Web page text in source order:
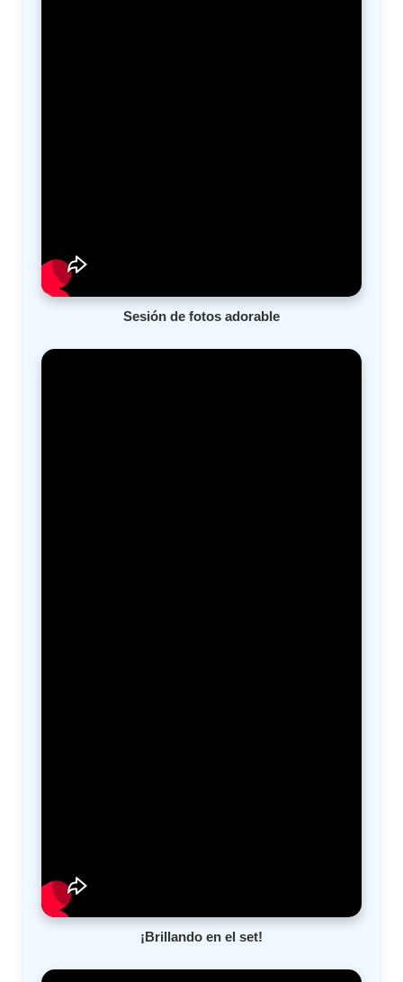
Sesión de fotos adorable
¡Brillando en el set!